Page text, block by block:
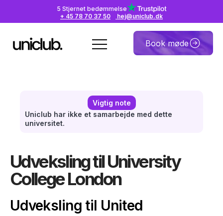
5 Stjernet bedømmelse
+ 45 78 70 37 50
hej@uniclub.dk
Book møde
Vigtig note
Uniclub har ikke et samarbejde med dette
universitet.
Udveksling til University
College London
Udveksling til United